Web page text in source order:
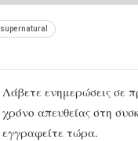
supernatural
Λάβετε ενημερώσεις σε
χρόνο απευθείας στη
εγγραφείτε τώρα.